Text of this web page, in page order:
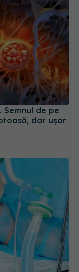
dar ușor